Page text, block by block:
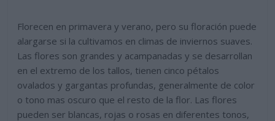
Florecen en primavera y verano, pero su floración puede
alargarse si la cultivamos en climas de inviernos suaves.
Las flores son grandes y acampanadas y se desarrollan
en el extremo de los tallos, tienen cinco pétalos
ovalados y gargantas profundas, generalmente de color
o tono mas oscuro que el resto de la flor. Las flores
pueden ser blancas, rojas o rosas en diferentes tonos,